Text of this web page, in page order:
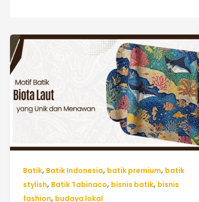
Batik, Batik Indonesia, batik premium, batik
stylish, Batik Tabinaco, bisnis batik, bisnis
fashion, budaya lokal
Motif
Batik
Laut
yang
Unik